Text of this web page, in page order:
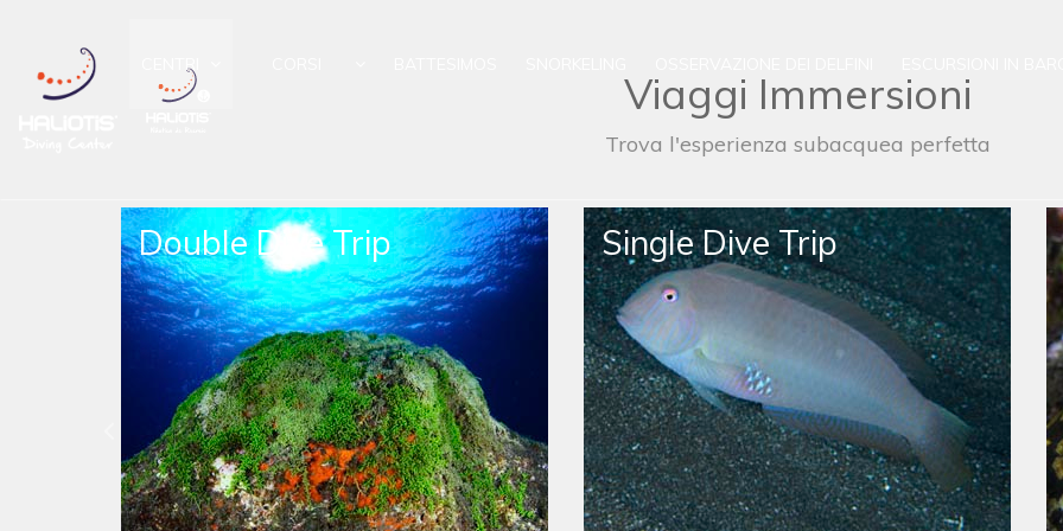
CENTRI
Viaggi Immersioni
Trova l'esperienza subacquea perfetta
Princesa Alice Blue Shark Diving